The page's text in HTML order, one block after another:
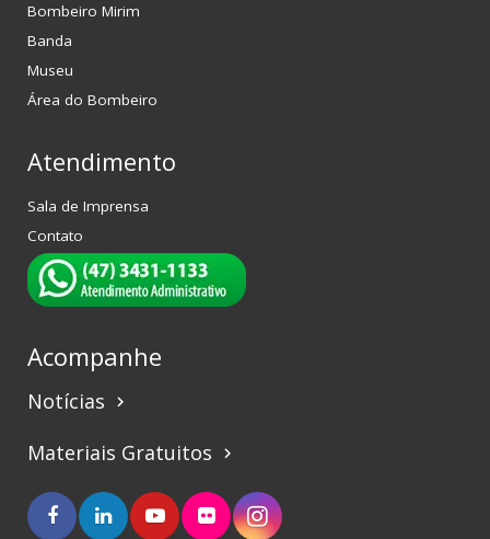
Bombeiro Mirim
Banda
Museu
Área do Bombeiro
Atendimento
Sala de Imprensa
Contato
Acompanhe
Notícias keyboard_arrow_right
Materiais Gratuitos keyboard_arrow_right